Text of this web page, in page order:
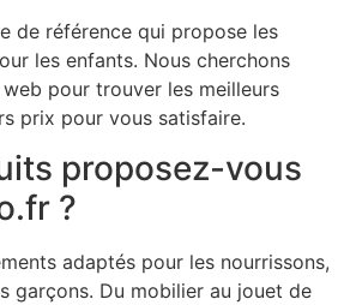
de référence qui propose les
les enfants. Nous cherchons
pour trouver les meilleurs
prix pour vous satisfaire.
proposez-vous
?
adaptés pour les nourrissons,
garçons. Du mobilier au jouet de